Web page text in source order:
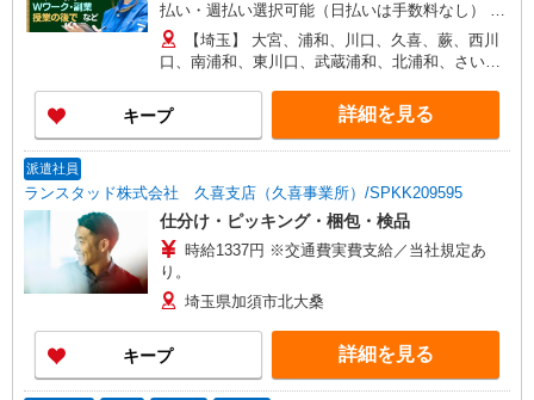
払い・週払い選択可能（日払いは手数料なし） ◎
残業手当、リーダー手当、深夜手当あり！
【埼玉】 大宮、浦和、川口、久喜、蕨、西川
口、南浦和、東川口、武蔵浦和、北浦和、さいた
和、与野、桶川、他 他にも一都三県各地にあり。
ご希望をお聞かせください。 ☆送迎バス有／バイ
ク・自転車通勤OKなどの勤務地もアリ
キープ 詳細を見る
派遣社員
ランスタッド株式会社 久喜支店（久喜事業所）/SPKK209595
仕分け・ピッキング・梱包・検品
時給1337円 ※交通費実費支給／当社規定あ
り。
埼玉県加須市北大桑
キープ 詳細を見る